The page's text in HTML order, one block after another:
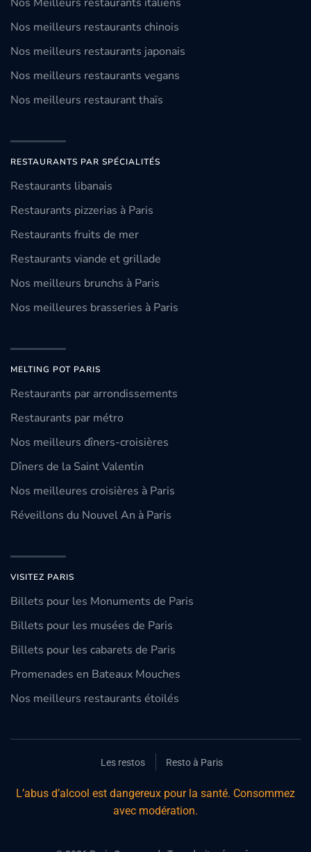
Nos meilleurs restaurants chinois
Nos meilleurs restaurants japonais
Nos meilleurs restaurants vegans
Nos meilleurs restaurant thaïs
RESTAURANTS PAR SPÉCIALITÉS
Restaurants libanais
Restaurants pizzerias à Paris
Restaurants fruits de mer
Restaurants viande et grillade
Nos meilleurs brunchs à Paris
Nos meilleures brasseries à Paris
MELTING POT PARIS
Restaurants par arrondissements
Restaurants par métro
Nos meilleurs dîners-croisières
Dîners de la Saint Valentin
Nos meilleures croisières à Paris
Réveillons du Nouvel An à Paris
VISITEZ PARIS
Billets pour les Monuments de Paris
Billets pour les musées de Paris
Billets pour les cabarets de Paris
Promenades en Bateaux Mouches
Nos meilleurs restaurants étoilés
Les restos Resto à Paris
L’abus d’alcool est dangereux pour la santé. Consommez
avec modération.